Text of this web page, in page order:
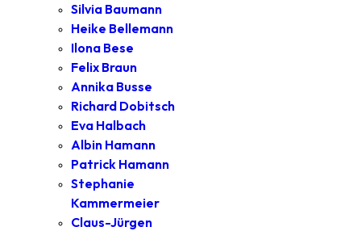
Silvia Baumann
Heike Bellemann
Ilona Bese
Felix Braun
Annika Busse
Richard Dobitsch
Eva Halbach
Albin Hamann
Patrick Hamann
Stephanie
Kammermeier
Claus-Jürgen